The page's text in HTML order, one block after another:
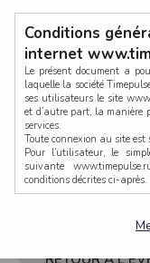
RETOUR À
Conditions
internet
Le présent document a
laquelle la société
ses utilisateurs le site
et d’autre part, la manière
services.
Toute connexion au site est
Pour l’utilisateur, le
suivante
conditions décrites ci-après.
La structure générale du
soit, sans l'autorisation